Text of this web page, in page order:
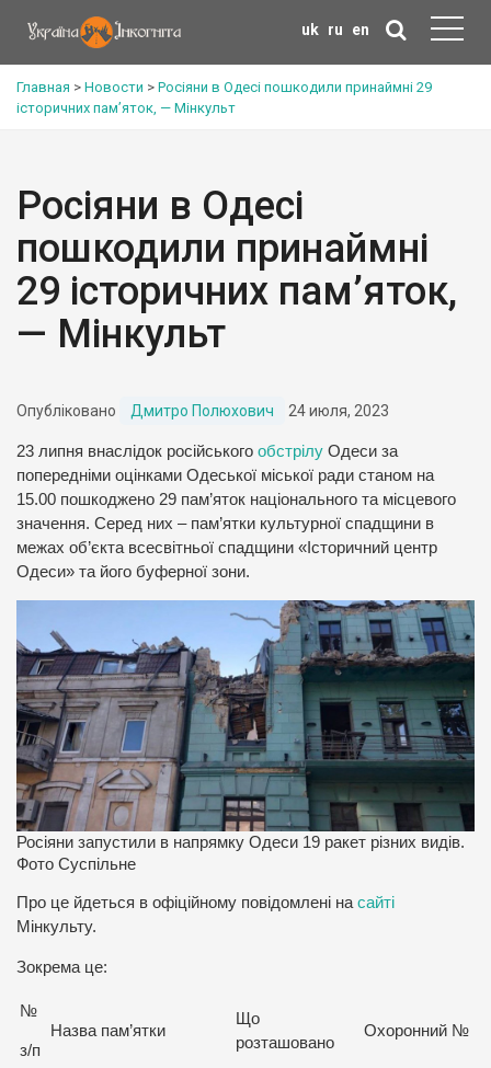
uk ru en
Главная > Новости > Росіяни в Одесі пошкодили принаймні 29
історичних пам’яток, — Мінкульт
Росіяни в Одесі
пошкодили принаймні
29 історичних пам’яток,
— Мінкульт
Опубліковано Дмитро Полюхович 24 июля, 2023
23 липня внаслідок російського обстрілу Одеси за
попередніми оцінками Одеської міської ради станом на
15.00 пошкоджено 29 пам’яток національного та місцевого
значення. Серед них – пам’ятки культурної спадщини в
межах об’єкта всесвітньої спадщини «Історичний центр
Одеси» та його буферної зони.
Росіяни запустили в напрямку Одеси 19 ракет різних видів.
Фото Суспільне
Про це йдеться в офіційному повідомлені насайті
Мінкульту.
Зокрема це:
№
з/п
Назва пам’ятки
Що
розташовано
Охоронний №